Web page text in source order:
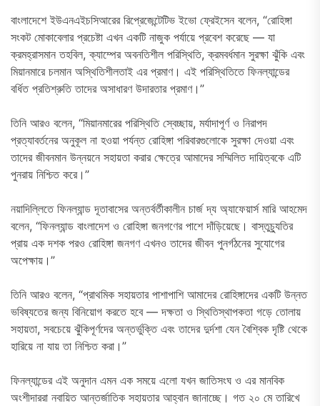
বাংলাদেশে ইউএনএইচসিআরের রিপ্রেজেন্টেটিভ ইভো ফ্রেইসেন বলেন, “রোহিঙ্গা
সংকট মোকাবেলার প্রচেষ্টা এখন একটি নাজুক পর্যায়ে প্রবেশ করেছে — যা
ক্রমহ্রাসমান তহবিল, ক্যাম্পের অবনতিশীল পরিস্থিতি, ক্রমবর্ধমান সুরক্ষা ঝুঁকি এবং
মিয়ানমারে চলমান অস্থিতিশীলতাই এর প্রমাণ। এই পরিস্থিতিতে ফিনল্যান্ডের
বর্ধিত প্রতিশ্রুতি তাদের অসাধারণ উদারতার প্রমাণ।”
তিনি আরও বলেন, “মিয়ানমারের পরিস্থিতি স্বেচ্ছায়, মর্যাদাপূর্ণ ও নিরাপদ
প্রত্যাবর্তনের অনুকূল না হওয়া পর্যন্ত রোহিঙ্গা পরিবারগুলোকে সুরক্ষা দেওয়া এবং
তাদের জীবনমান উন্নয়নে সহায়তা করার ক্ষেত্রে আমাদের সম্মিলিত দায়িত্বকে এটি
পুনরায় নিশ্চিত করে।”
নয়াদিল্লিতে ফিনল্যান্ড দূতাবাসের অন্তর্বর্তীকালীন চার্জ দ্য অ্যাফেয়ার্স মারি আহমেদ
বলেন, “ফিনল্যান্ড বাংলাদেশ ও রোহিঙ্গা জনগণের পাশে দাঁড়িয়েছে। বাস্তুচ্যুতির
প্রায় এক দশক পরও রোহিঙ্গা জনগণ এখনও তাদের জীবন পুনর্গঠনের সুযোগের
অপেক্ষায়।”
তিনি আরও বলেন, “প্রাথমিক সহায়তার পাশাপাশি আমাদের রোহিঙ্গাদের একটি উন্নত
ভবিষ্যতের জন্য বিনিয়োগ করতে হবে — দক্ষতা ও স্থিতিস্থাপকতা গড়ে তোলায়
সহায়তা, সবচেয়ে ঝুঁকিপূর্ণদের অন্তর্ভুক্তি এবং তাদের দুর্দশা যেন বৈশ্বিক দৃষ্টি থেকে
হারিয়ে না যায় তা নিশ্চিত করা।”
ফিনল্যান্ডের এই অনুদান এমন এক সময়ে এলো যখন জাতিসংঘ ও এর মানবিক
অংশীদাররা নবায়িত আন্তর্জাতিক সহায়তার আহ্বান জানাচ্ছে। গত ২০ মে তারিখে